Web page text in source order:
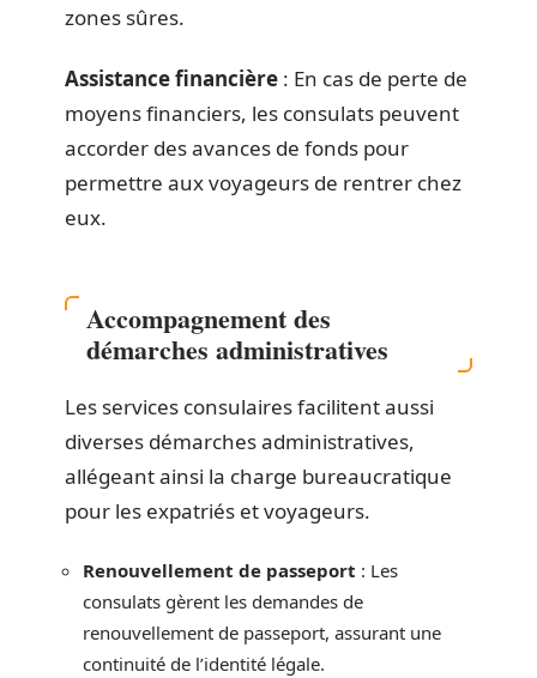
zones sûres.
Assistance financière : En cas de perte de
moyens financiers, les consulats peuvent
accorder des avances de fonds pour
permettre aux voyageurs de rentrer chez
eux.
Accompagnement des
démarches administratives
Les services consulaires facilitent aussi
diverses démarches administratives,
allégeant ainsi la charge bureaucratique
pour les expatriés et voyageurs.
Renouvellement de passeport : Les
consulats gèrent les demandes de
renouvellement de passeport, assurant une
continuité de l’identité légale.